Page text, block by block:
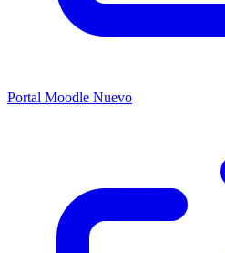
Portal Moodle Nuevo